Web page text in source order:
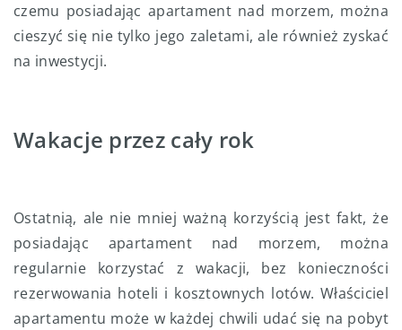
czemu posiadając apartament nad morzem, można
cieszyć się nie tylko jego zaletami, ale również zyskać
na inwestycji.
Wakacje przez cały rok
Ostatnią, ale nie mniej ważną korzyścią jest fakt, że
posiadając apartament nad morzem, można
regularnie korzystać z wakacji, bez konieczności
rezerwowania hoteli i kosztownych lotów. Właściciel
apartamentu może w każdej chwili udać się na pobyt